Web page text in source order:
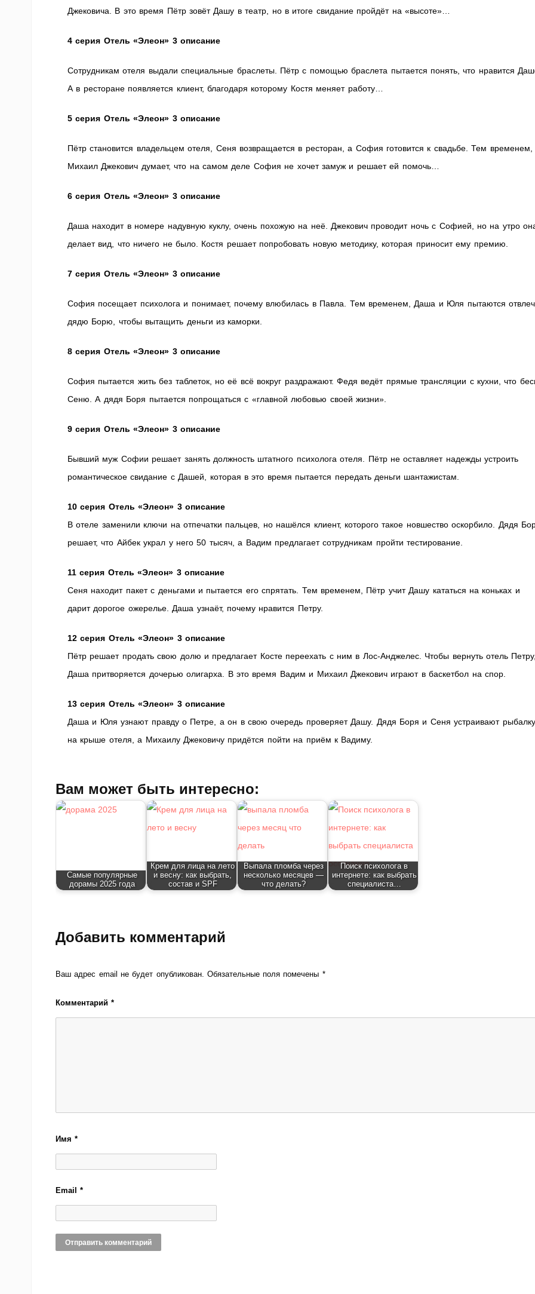
Джековича. В это время Пётр зовёт Дашу в театр, но в итоге свидание пройдёт на «высоте»…
4 серия Отель «Элеон» 3 описание
Сотрудникам отеля выдали специальные браслеты. Пётр с помощью браслета пытается понять, что нравится
А в ресторане появляется клиент, благодаря которому Костя меняет работу…
5 серия Отель «Элеон» 3 описание
Пётр становится владельцем отеля, Сеня возвращается в ресторан, а София готовится к свадьбе. Тем временем,
Михаил Джекович думает, что на самом деле София не хочет замуж и решает ей помочь…
6 серия Отель «Элеон» 3 описание
Даша находит в номере надувную куклу, очень похожую на неё. Джекович проводит ночь с Софией, но на утро
делает вид, что ничего не было. Костя решает попробовать новую методику, которая приносит ему премию.
7 серия Отель «Элеон» 3 описание
София посещает психолога и понимает, почему влюбилась в Павла. Тем временем, Даша и Юля пытаются
дядю Борю, чтобы вытащить деньги из каморки.
8 серия Отель «Элеон» 3 описание
София пытается жить без таблеток, но её всё вокруг раздражают. Федя ведёт прямые трансляции с кухни, что
Сеню. А дядя Боря пытается попрощаться с «главной любовью своей жизни».
9 серия Отель «Элеон» 3 описание
Бывший муж Софии решает занять должность штатного психолога отеля. Пётр не оставляет надежды устроить
романтическое свидание с Дашей, которая в это время пытается передать деньги шантажистам.
10 серия Отель «Элеон» 3 описание
В отеле заменили ключи на отпечатки пальцев, но нашёлся клиент, которого такое новшество оскорбило. Дядя
решает, что Айбек украл у него 50 тысяч, а Вадим предлагает сотрудникам пройти тестирование.
11 серия Отель «Элеон» 3 описание
Сеня находит пакет с деньгами и пытается его спрятать. Тем временем, Пётр учит Дашу кататься на коньках и
дарит дорогое ожерелье. Даша узнаёт, почему нравится Петру.
12 серия Отель «Элеон» 3 описание
Пётр решает продать свою долю и предлагает Косте переехать с ним в Лос-Анджелес. Чтобы вернуть отель Петру,
Даша притворяется дочерью олигарха. В это время Вадим и Михаил Джекович играют в баскетбол на спор.
13 серия Отель «Элеон» 3 описание
Даша и Юля узнают правду о Петре, а он в свою очередь проверяет Дашу. Дядя Боря и Сеня устраивают рыбалку
на крыше отеля, а Михаилу Джековичу придётся пойти на приём к Вадиму.
Вам может быть интересно:
Самые популярные
дорамы 2025 года
Крем для лица на лето
и весну: как выбрать,
состав и SPF
Выпала пломба через
несколько месяцев —
что делать?
Поиск психолога в
интернете: как выбрать
специалиста…
Добавить комментарий
Ваш адрес email не будет опубликован. Обязательные поля помечены *
Комментарий*
Имя*
Email*